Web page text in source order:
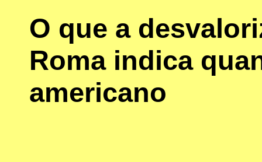
O que a
Roma indica
americano